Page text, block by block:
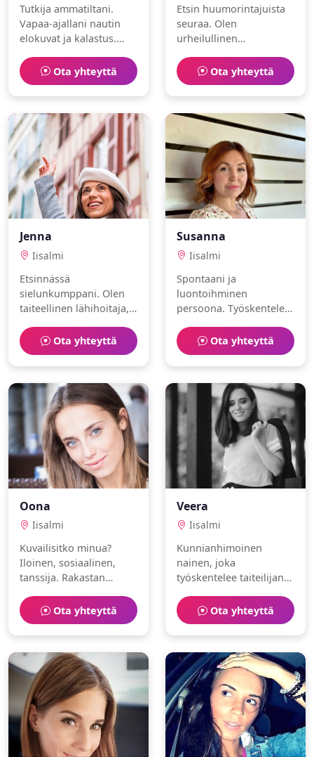
Tutkija ammatiltani.
Vapaa-ajallani nautin
elokuvat ja kalastus.
Toivoisin löytäväni
samanhenkisen
ihmisen.
Ota yhteyttä
Etsin huumorintajuista
seuraa. Olen
urheilullinen
nauttii kahvilat ja
purjehdus.
Ota yhteyttä
Jenna
Iisalmi
Etsinnässä
sielunkumppani. Olen
taiteellinen lähihoitaja,
ja saliharjoittelu.
Ota yhteyttä
Susanna
Iisalmi
Spontaani ja
luontoihminen
persoona. Työskentelen
Harrastuksiani ovat
leipominen ja
valokuvaus.
Ota yhteyttä
Oona
Iisalmi
Kuvailisitko minua?
Iloinen, sosiaalinen,
tanssija. Rakastan
Ota yhteyttä
Veera
Iisalmi
Kunnianhimoinen
nainen, joka
työskentelee taiteilijana.
laskettelu ja pilates
parissa.
Ota yhteyttä